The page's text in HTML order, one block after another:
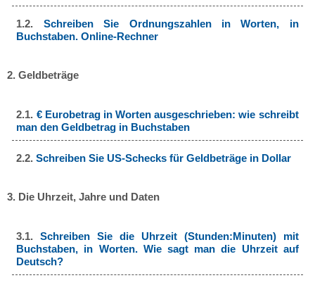
1.2. Schreiben Sie Ordnungszahlen in Worten, in
Buchstaben. Online-Rechner
2. Geldbeträge
2.1. € Eurobetrag in Worten ausgeschrieben: wie schreibt
man den Geldbetrag in Buchstaben
2.2.Schreiben Sie US-Schecks für Geldbeträge in Dollar
3. Die Uhrzeit, Jahre und Daten
3.1.Schreiben Sie die Uhrzeit (Stunden:Minuten) mit
Buchstaben, in Worten. Wie sagt man die Uhrzeit auf
Deutsch?